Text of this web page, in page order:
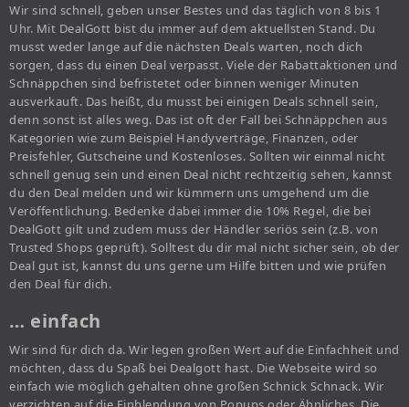
Wir sind schnell, geben unser Bestes und das täglich von 8 bis 1
Uhr. Mit DealGott bist du immer auf dem aktuellsten Stand. Du
musst weder lange auf die nächsten Deals warten, noch dich
sorgen, dass du einen Deal verpasst. Viele der Rabattaktionen und
Schnäppchen sind befristetet oder binnen weniger Minuten
ausverkauft. Das heißt, du musst bei einigen Deals schnell sein,
denn sonst ist alles weg. Das ist oft der Fall bei Schnäppchen aus
Kategorien wie zum Beispiel Handyverträge, Finanzen, oder
Preisfehler, Gutscheine und Kostenloses. Sollten wir einmal nicht
schnell genug sein und einen Deal nicht rechtzeitig sehen, kannst
du den Deal melden und wir kümmern uns umgehend um die
Veröffentlichung. Bedenke dabei immer die 10% Regel, die bei
DealGott gilt und zudem muss der Händler seriös sein (z.B. von
Trusted Shops geprüft). Solltest du dir mal nicht sicher sein, ob der
Deal gut ist, kannst du uns gerne um Hilfe bitten und wie prüfen
den Deal für dich.
… einfach
Wir sind für dich da. Wir legen großen Wert auf die Einfachheit und
möchten, dass du Spaß bei Dealgott hast. Die Webseite wird so
einfach wie möglich gehalten ohne großen Schnick Schnack. Wir